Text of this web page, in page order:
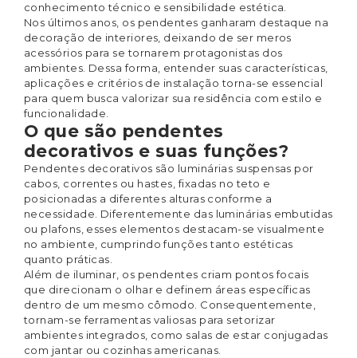
conhecimento técnico e sensibilidade estética.
Nos últimos anos, os pendentes ganharam destaque na
decoração de interiores, deixando de ser meros
acessórios para se tornarem protagonistas dos
ambientes. Dessa forma, entender suas características,
aplicações e critérios de instalação torna-se essencial
para quem busca valorizar sua residência com estilo e
funcionalidade.
O que são pendentes
decorativos e suas funções?
Pendentes decorativos são luminárias suspensas por
cabos, correntes ou hastes, fixadas no teto e
posicionadas a diferentes alturas conforme a
necessidade. Diferentemente das luminárias embutidas
ou plafons, esses elementos destacam-se visualmente
no ambiente, cumprindo funções tanto estéticas
quanto práticas.
Além de iluminar, os pendentes criam pontos focais
que direcionam o olhar e definem áreas específicas
dentro de um mesmo cômodo. Consequentemente,
tornam-se ferramentas valiosas para setorizar
ambientes integrados, como salas de estar conjugadas
com jantar ou cozinhas americanas.